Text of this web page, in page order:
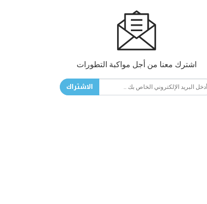
اشترك معنا من أجل مواكبة التطورات
الاشتراك